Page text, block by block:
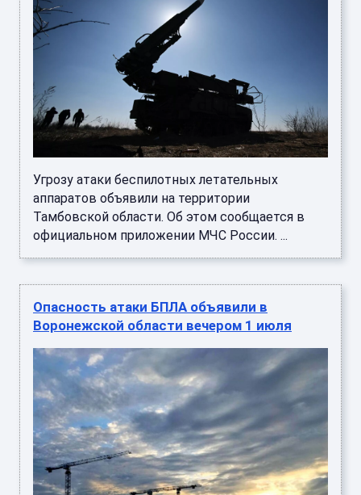
Угрозу атаки беспилотных летательных
аппаратов объявили на территории
Тамбовской области. Об этом сообщается в
официальном приложении МЧС России. ...
Опасность атаки БПЛА объявили в
Воронежской области вечером 1 июля